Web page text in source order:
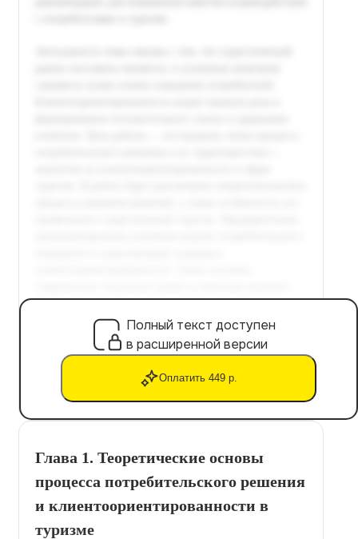
Полный текст доступен
в расширенной версии
Оплатить 449 р.
Глава 1. Теоретические основы
процесса потребительского решения
и клиентоориентированности в
туризме